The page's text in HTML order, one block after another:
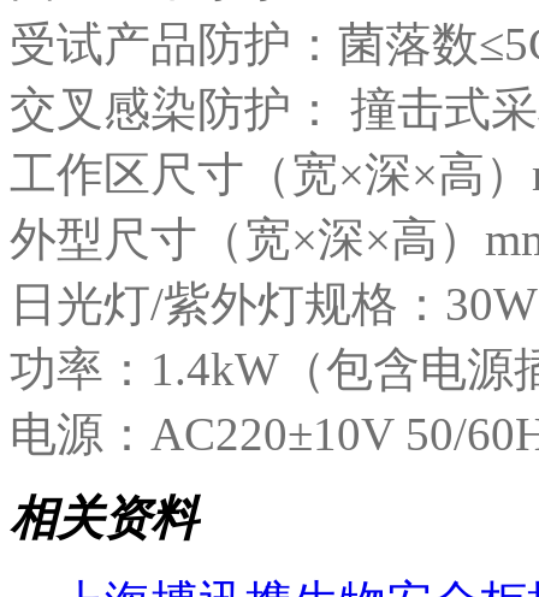
受试产品防护：菌落数
交叉感染防护： 撞击式
工作区尺寸（宽×深×高）
外型尺寸（宽×深×高）
日光灯/紫外灯规格：
功率：1.4kW（包含电源
电源：AC220±10V 50/
相关资料